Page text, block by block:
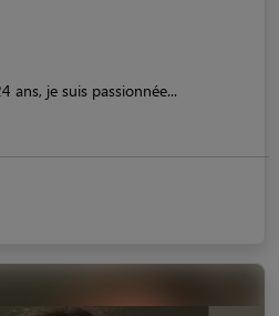
ans, je suis passionnée...